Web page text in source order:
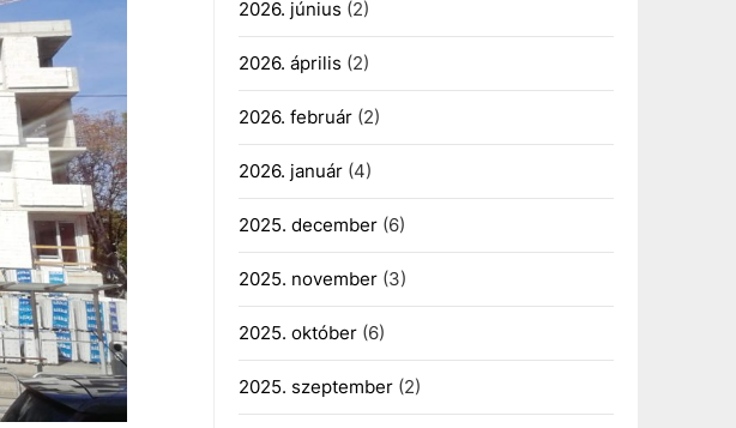
2026. június (2)
2026. április (2)
2026. február(2)
2026. január(4)
2025. december(6)
2025. november(3)
2025. október(6)
2025. szeptember(2)